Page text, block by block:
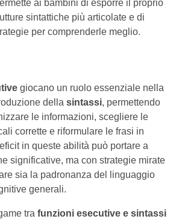
ai bambini di esporre il proprio
sintattiche più articolate e di
per comprenderle meglio.
giocano un ruolo essenziale nella
della sintassi, permettendo
le informazioni, scegliere le
corrette e riformulare le frasi in
in queste abilità può portare a
significative, ma con strategie mirate
sia la padronanza del linguaggio
generali.
tra funzioni esecutive e sintassi